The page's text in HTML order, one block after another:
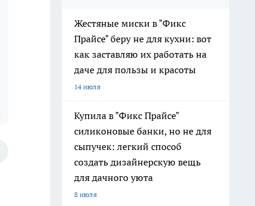
Жестяные миски в "Фикс
Прайсе" беру не для кухни: вот
как заставляю их работать на
даче для пользы и красоты
14 июля
Купила в "Фикс Прайсе"
силиконовые банки, но не для
сыпучек: легкий способ
создать дизайнерскую вещь
для дачного уюта
8 июля